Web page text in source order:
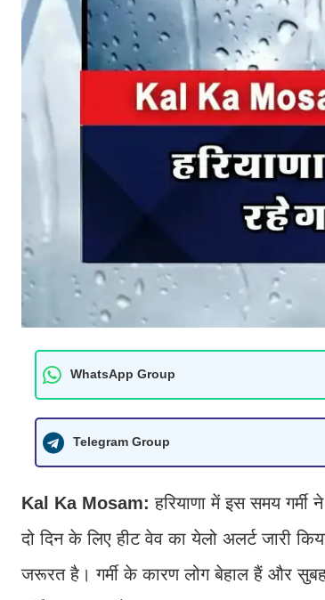
WhatsApp Group
Telegram Group
Kal Ka Mosam:हरियाणा में इस समय
दो दिन के लिए हीट वेव का येलो अलर्ट जारी
जरूरत है। गर्मी के कारण लोग बेहाल हैं और सुबह-